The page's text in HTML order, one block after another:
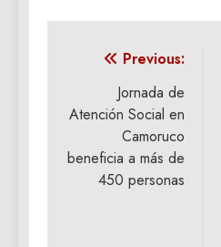
Navegación
entradas
Previous:
Jornada de
Atención Social en
Camoruco
beneficia a más de
450 personas